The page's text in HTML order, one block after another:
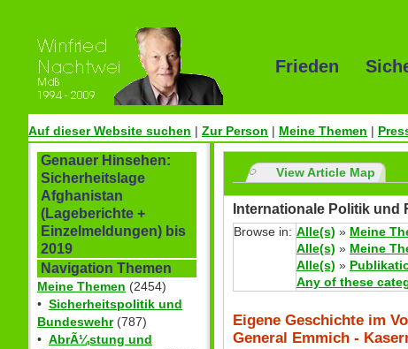
Frieden
Auf dieser Website suchen | Zur Person | Meine Themen |
Genauer Hinsehen:
Sicherheitslage
Afghanistan
(Lageberichte +
Einzelmeldungen) bis
2019
Navigation Themen
Meine Themen (2454)
• Sicherheitspolitik und
Bundeswehr(787)
• AbrÃ¼stung und
View Article Map
Internationale Politik und
Browse in: Alle(s) » Meine
Alle(s) » Meine
Alle(s) »
Any of these
Eigene Geschichte im
General Emmich -